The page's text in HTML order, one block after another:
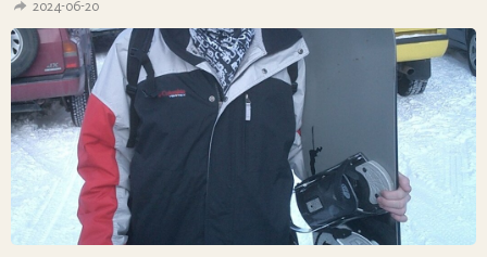
2024-06-20